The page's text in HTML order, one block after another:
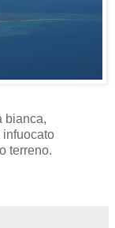
bianca,
infuocato
terreno.